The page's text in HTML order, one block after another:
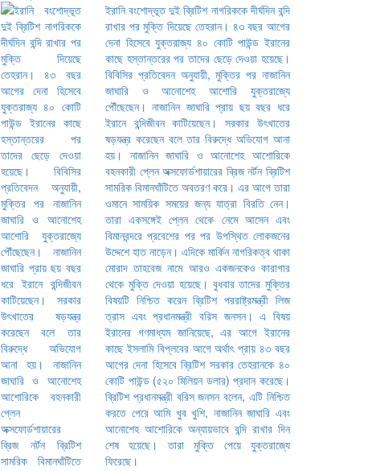
ইরানি বংশোদ্ভূত দুই ব্রিটিশ নাগরিককে দীর্ঘদিন বন্দি
রাখার পর মুক্তি দিয়েছে তেহরান। ৪৩ বছর আগের
দেনা হিসেবে যুক্তরাজ্য ৪০ কোটি পাউন্ড ইরানের
কাছে হস্তান্তরের পর তাদের ছেড়ে দেওয়া হয়েছে।
বিবিসির প্রতিবেদন অনুযায়ী, মুক্তির পর নাজানিন
জাঘারি ও আনোশেহ আশোরি যুক্তরাজ্যে
পৌঁছেছেন। নাজানিন জাঘারি প্রায় ছয় বছর ধরে
ইরানে বন্দিজীবন কাটিয়েছেন। সরকার উৎখাতের
ষড়যন্ত্র করেছেন বলে তার বিরুদ্ধে অভিযোগ আনা
হয়। নাজানিন জাঘারি ও আনোশেহ আশোরিকে
বহনকারী প্লেন অক্সফোর্ডশায়ারের ব্রিজ নর্টন ব্রিটিশ
সামরিক বিমানঘাঁটিতে অবতরণ করে। এর আগে তারা
ওমানে সাময়িক সময়ের জন্য যাত্রা বিরতি নেন।
তারা একসঙ্গেই প্লেন থেকে নেমে আসেন এবং
বিমানবন্দরে প্রবেশের পর পর উপস্থিত লোকজনের
উদ্দেশে হাত নাড়েন। এদিকে মার্কিন নাগরিকত্ব থাকা
মোরাদ তাহবেজ নামে আরও একজনকেও কারাগার
থেকে মুক্তি দেওয়া হয়েছে। বুধবার তাদের মুক্তির
বিষয়টি নিশ্চিত করেন ব্রিটিশ পররাষ্ট্রমন্ত্রী লিজ
ত্রাস এবং প্রধানমন্ত্রী বরিস জনসন। এ বিষয়
ইরানের গণমাধ্যম জানিয়েছে, এর আগে ইরানের
কাছে ইসলামি বিপ্লবের আগে অর্থাৎ প্রায় ৪৩ বছর
আগের দেনা হিসেবে ব্রিটিশ সরকার তেহরানকে ৪০
কোটি পাউন্ড (৫২০ মিলিয়ন ডলার) প্রদান করেছে।
ব্রিটিশ প্রধানমন্ত্রী বরিস জনসন বলেন, এটি নিশ্চিত
করতে পেরে আমি খুব খুশি, নাজানিন জাঘারি এবং
আনোশেহ আশোরিকে অন্যায়ভাবে বন্দি রাখার দিন
শেষ হয়েছে। তারা মুক্তি পেয়ে যুক্তরাজ্যে
ফিরেছে।